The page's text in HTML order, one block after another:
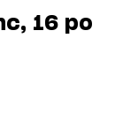
16 po